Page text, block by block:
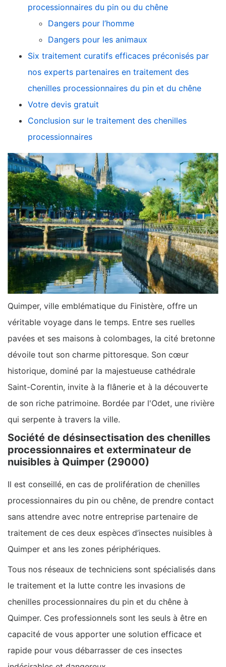
processionnaires du pin ou du chêne
Dangers pour l’homme
Dangers pour les animaux
Six traitement curatifs efficaces préconisés par
nos experts partenaires en traitement des
chenilles processionnaires du pin et du chêne
Votre devis gratuit
Conclusion sur le traitement des chenilles
processionnaires
Quimper, ville emblématique du Finistère, offre un
véritable voyage dans le temps. Entre ses ruelles
pavées et ses maisons à colombages, la cité bretonne
dévoile tout son charme pittoresque. Son cœur
historique, dominé par la majestueuse cathédrale
Saint-Corentin, invite à la flânerie et à la découverte
de son riche patrimoine. Bordée par l'Odet, une rivière
qui serpente à travers la ville.
Société de désinsectisation des chenilles
processionnaires et exterminateur de
nuisibles à Quimper (29000)
Il est conseillé, en cas de prolifération de chenilles
processionnaires du pin ou chêne, de prendre contact
sans attendre avec notre entreprise partenaire de
traitement de ces deux espèces d’insectes nuisibles à
Quimper et ans les zones périphériques.
Tous nos réseaux de techniciens sont spécialisés dans
le traitement et la lutte contre les invasions de
chenilles processionnaires du pin et du chêne à
Quimper. Ces professionnels sont les seuls à être en
capacité de vous apporter une solution efficace et
rapide pour vous débarrasser de ces insectes